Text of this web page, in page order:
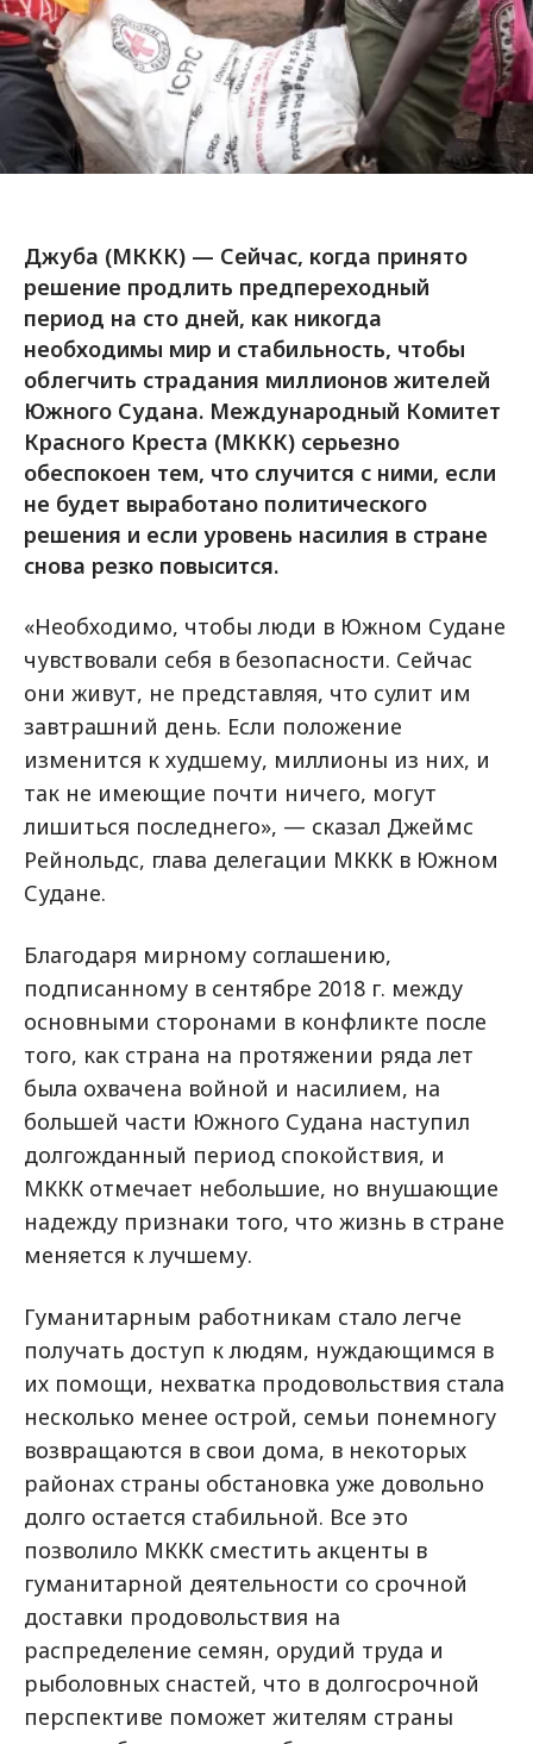
Джуба (МККК) — Сейчас, когда принято
решение продлить предпереходный
период на сто дней, как никогда
необходимы мир и стабильность, чтобы
облегчить страдания миллионов жителей
Южного Судана. Международный Комитет
Красного Креста (МККК) серьезно
обеспокоен тем, что случится с ними, если
не будет выработано политического
решения и если уровень насилия в стране
снова резко повысится.
«Необходимо, чтобы люди в Южном Судане
чувствовали себя в безопасности. Сейчас
они живут, не представляя, что сулит им
завтрашний день. Если положение
изменится к худшему, миллионы из них, и
так не имеющие почти ничего, могут
лишиться последнего», — сказал Джеймс
Рейнольдс, глава делегации МККК в Южном
Судане.
Благодаря мирному соглашению,
подписанному в сентябре 2018 г. между
основными сторонами в конфликте после
того, как страна на протяжении ряда лет
была охвачена войной и насилием, на
большей части Южного Судана наступил
долгожданный период спокойствия, и
МККК отмечает небольшие, но внушающие
надежду признаки того, что жизнь в стране
меняется к лучшему.
Гуманитарным работникам стало легче
получать доступ к людям, нуждающимся в
их помощи, нехватка продовольствия стала
несколько менее острой, семьи понемногу
возвращаются в свои дома, в некоторых
районах страны обстановка уже довольно
долго остается стабильной. Все это
позволило МККК сместить акценты в
гуманитарной деятельности со срочной
доставки продовольствия на
распределение семян, орудий труда и
рыболовных снастей, что в долгосрочной
перспективе поможет жителям страны